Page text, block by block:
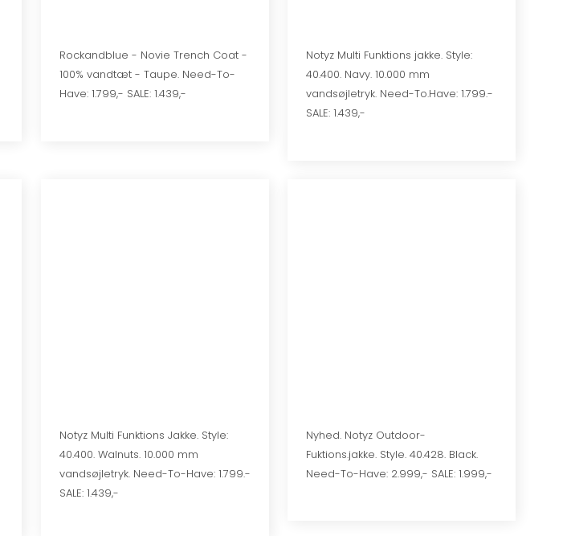
Rockandblue - Novie Trench Coat -
100% vandtæt - Taupe. Need-To-
Have: 1.799,- SALE: 1.439,-
Notyz Multi Funktions jakke. Style:
40.400. Navy. 10.000 mm
vandsøjletryk. Need-To.Have: 1.799.-
SALE: 1.439,-
Notyz Multi Funktions Jakke. Style:
40.400. Walnuts. 10.000 mm
vandsøjletryk. Need-To-Have: 1.799.-
SALE: 1.439,-
Nyhed. Notyz Outdoor-
Fuktions.jakke. Style. 40.428. Black.
Need-To-Have: 2.999,- SALE: 1.999,-